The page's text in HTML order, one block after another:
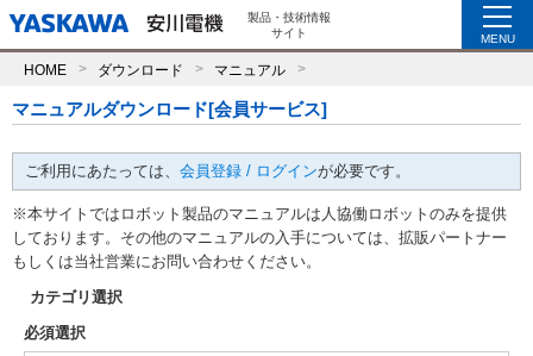
製品・技術情報
サイト
MENU
HOME ダウンロード マニュアル
マニュアルダウンロード[会員サービス]
ご利用にあたっては、 会員登録 / ログインが必要です。
※本サイトではロボット製品のマニュアルは人協働ロボットのみを提供
しております。その他のマニュアルの入手については、拡販パートナー
もしくは当社営業にお問い合わせください。
カテゴリ選択
必須選択